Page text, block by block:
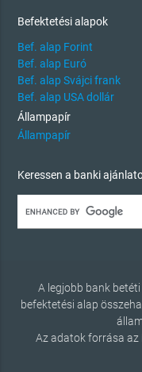
Befektetési alapok
Bef. alap Forint
Bef. alap Euró
Bef. alap Svájci frank
Bef. alap USA dollár
Állampapír
Állampapír
Keressen a banki
A legjobb bank
befektetési alap
Az adatok forrása az